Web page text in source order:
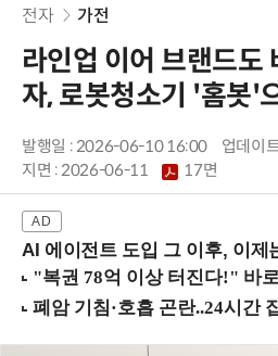
전자 가전
라인업 이어 브랜드
자, 로봇청소기 '홈봇'
발행일 : 2026-06-10 16:00
업데이
지면 :2026-06-11 17면
AI 에이전트 도입 그 이후, 이제는